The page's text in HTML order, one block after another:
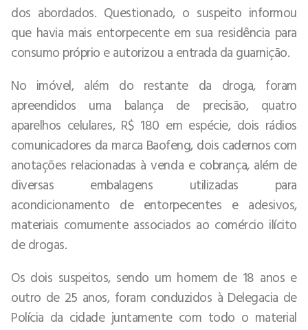
dos abordados. Questionado, o suspeito informou
que havia mais entorpecente em sua residência para
consumo próprio e autorizou a entrada da guarnição.
No imóvel, além do restante da droga, foram
apreendidos uma balança de precisão, quatro
aparelhos celulares, R$ 180 em espécie, dois rádios
comunicadores da marca Baofeng, dois cadernos com
anotações relacionadas à venda e cobrança, além de
diversas embalagens utilizadas para
acondicionamento de entorpecentes e adesivos,
materiais comumente associados ao comércio ilícito
de drogas.
Os dois suspeitos, sendo um homem de 18 anos e
outro de 25 anos, foram conduzidos à Delegacia de
Polícia da cidade juntamente com todo o material